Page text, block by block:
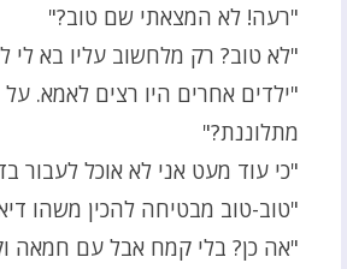
"רעה! לא המצאתי שם טוב?"
"לא טוב? רק מלחשוב עליו בא לי
"ילדים אחרים היו רצים לאמא.
מתלוננת?"
"כי עוד מעט אני לא אוכל לעבור
"טוב-טוב מבטיחה להכין משהו
"אה כן? בלי קמח אבל עם חמאה